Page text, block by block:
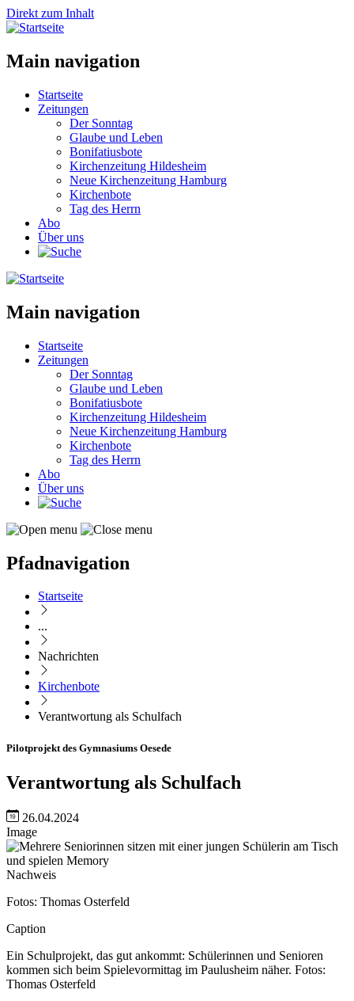
Direkt zum Inhalt
Main navigation
Startseite
Zeitungen
Der Sonntag
Glaube und Leben
Bonifatiusbote
Kirchenzeitung Hildesheim
Neue Kirchenzeitung Hamburg
Kirchenbote
Tag des Herrn
Abo
Über uns
Main navigation
Startseite
Zeitungen
Der Sonntag
Glaube und Leben
Bonifatiusbote
Kirchenzeitung Hildesheim
Neue Kirchenzeitung Hamburg
Kirchenbote
Tag des Herrn
Abo
Über uns
Pfadnavigation
Startseite
...
Nachrichten
Kirchenbote
Verantwortung als Schulfach
Pilotprojekt des Gymnasiums Oesede
Verantwortung als Schulfach
26.04.2024
Image
Nachweis
Fotos: Thomas Osterfeld
Caption
Ein Schulprojekt, das gut ankommt: Schülerinnen und Senioren
kommen sich beim Spielevormittag im Paulusheim näher. Fotos:
Thomas Osterfeld